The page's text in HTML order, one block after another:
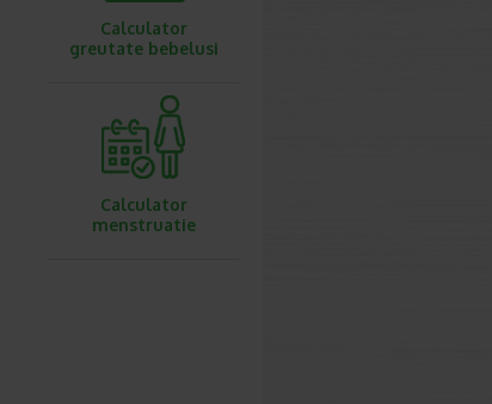
Calculator
greutate bebelusi
Calculator
menstruatie